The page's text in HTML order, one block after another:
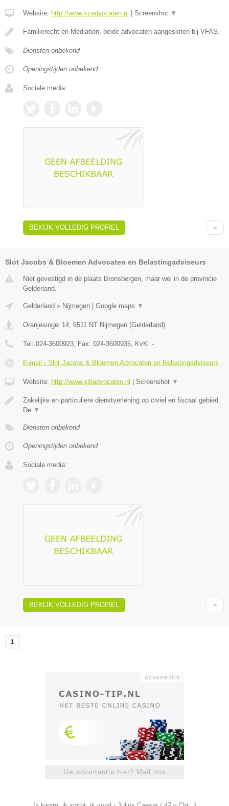
Website: http://www.szadvocaten.nl | Screenshot ▼
Familierecht en Mediation, beide advocaten aangesloten bij VFAS.
Diensten onbekend
Openingstijden onbekend
Sociale media:
BEKIJK VOLLEDIG PROFIEL
Slot Jacobs & Bloemen Advocaten en Belastingadviseurs
Niet gevestigd in de plaats Bronsbergen, maar wel in de provincie
Gelderland.
Gelderland » Nijmegen Google maps ▼
Oranjesingel 14, 6511 NT Nijmegen (Gelderland)
Tel: 024-3600923, Fax: 024-3600935, KvK: -
E-mail › Slot Jacobs & Bloemen Advocaten en Belastingadviseurs
Website: http://www.sjbadvocaten.nl Screenshot ▼
Zakelijke en particuliere dienstverlening op civiel en fiscaal gebied.
De ▼
Diensten onbekend
Openingstijden onbekend
Sociale media:
BEKIJK VOLLEDIG PROFIEL
1
Uw advertentie hier? Mail ons